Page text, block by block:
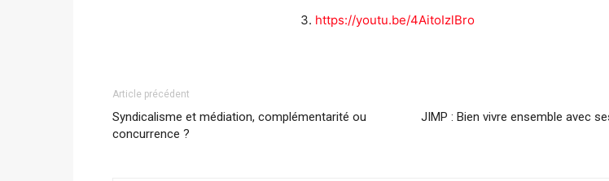
https://youtu.be/4AitoIzlBro
Article précédent
Syndicalisme et médiation, complémentarité ou
concurrence ?
JIMP : Bien vivre ensemble avec